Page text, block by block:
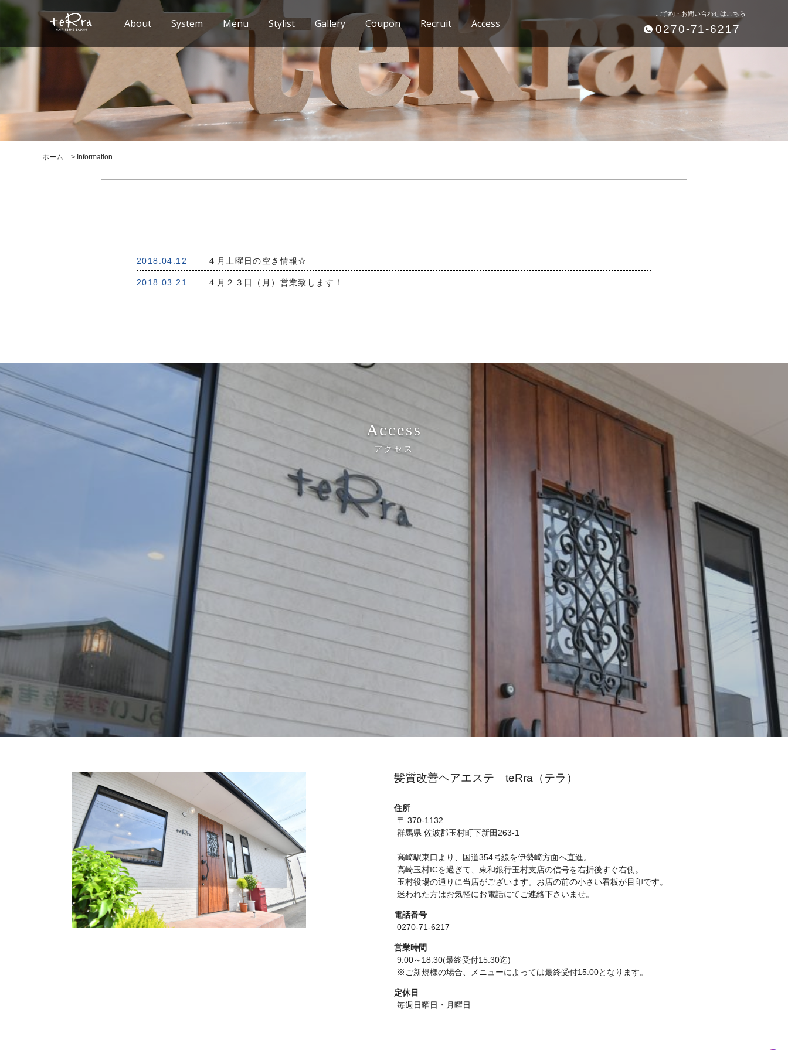
About System Menu Stylist Gallery Coupon Recruit Access
ご予約・お問い合わせはこちら
0270-71-6217
ホーム > Information
2018.04.12 ４月土曜日の空き情報☆
2018.03.21 ４月２３日（月）営業致します！
Access
アクセス
髪質改善ヘアエステ teRra（テラ）
住所
〒 370-1132
群馬県 佐波郡玉村町下新田263-1
高崎駅東口より、国道354号線を伊勢崎方面へ直進。
高崎玉村ICを過ぎて、東和銀行玉村支店の信号を右折後すぐ右側。
玉村役場の通りに当店がございます。お店の前の小さい看板が目印です。
迷われた方はお気軽にお電話にてご連絡下さいませ。
電話番号
0270-71-6217
営業時間
9:00～18:30(最終受付15:30迄)
※ご新規様の場合、メニューによっては最終受付15:00となります。
定休日
毎週日曜日・月曜日